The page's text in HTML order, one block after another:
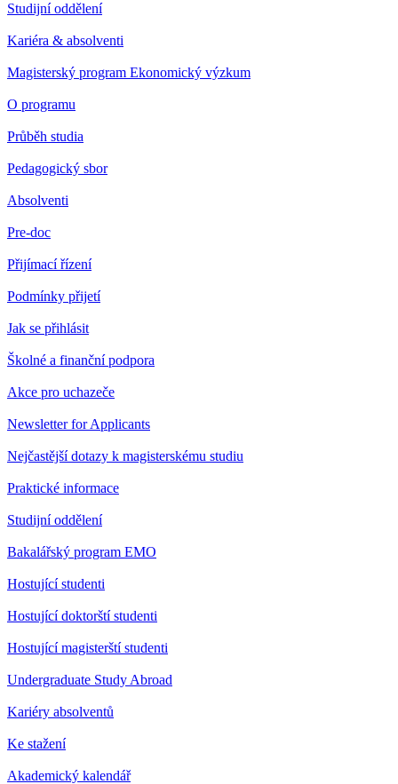
Studijní oddělení
Kariéra & absolventi
Magisterský program Ekonomický výzkum
O programu
Průběh studia
Pedagogický sbor
Absolventi
Pre-doc
Přijímací řízení
Podmínky přijetí
Jak se přihlásit
Školné a finanční podpora
Akce pro uchazeče
Newsletter for Applicants
Nejčastější dotazy k magisterskému studiu
Praktické informace
Studijní oddělení
Bakalářský program EMO
Hostující studenti
Hostující doktorští studenti
Hostující magisterští studenti
Undergraduate Study Abroad
Kariéry absolventů
Ke stažení
Akademický kalendář